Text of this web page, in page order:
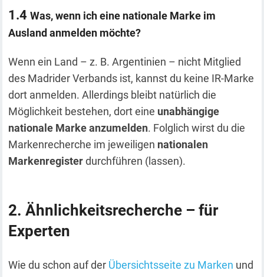
Was, wenn ich eine nationale Marke im
Ausland anmelden möchte?
Wenn ein Land – z. B. Argentinien – nicht Mitglied
des Madrider Verbands ist, kannst du keine IR-Marke
dort anmelden. Allerdings bleibt natürlich die
Möglichkeit bestehen, dort eine unabhängige
nationale Marke anzumelden. Folglich wirst du die
Markenrecherche im jeweiligen nationalen
Markenregisterdurchführen (lassen).
Ähnlichkeitsrecherche – für
Experten
Wie du schon auf der Übersichtsseite zu Marken und